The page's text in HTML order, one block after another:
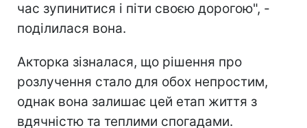
час зупинитися і піти своєю дорогою", -
поділилася вона.
Акторка зізналася, що рішення про
розлучення стало для обох непростим,
однак вона залишає цей етап життя з
вдячністю та теплими спогадами.